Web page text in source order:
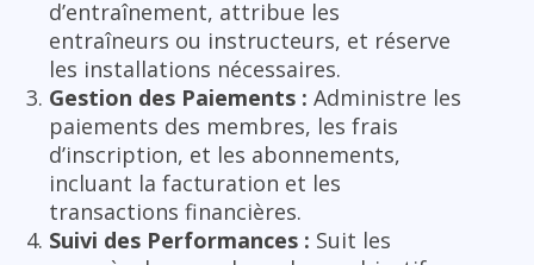
d’entraînement, attribue les
entraîneurs ou instructeurs, et réserve
les installations nécessaires.
Gestion des Paiements : Administre les
paiements des membres, les frais
d’inscription, et les abonnements,
incluant la facturation et les
transactions financières.
Suivi des Performances : Suit les